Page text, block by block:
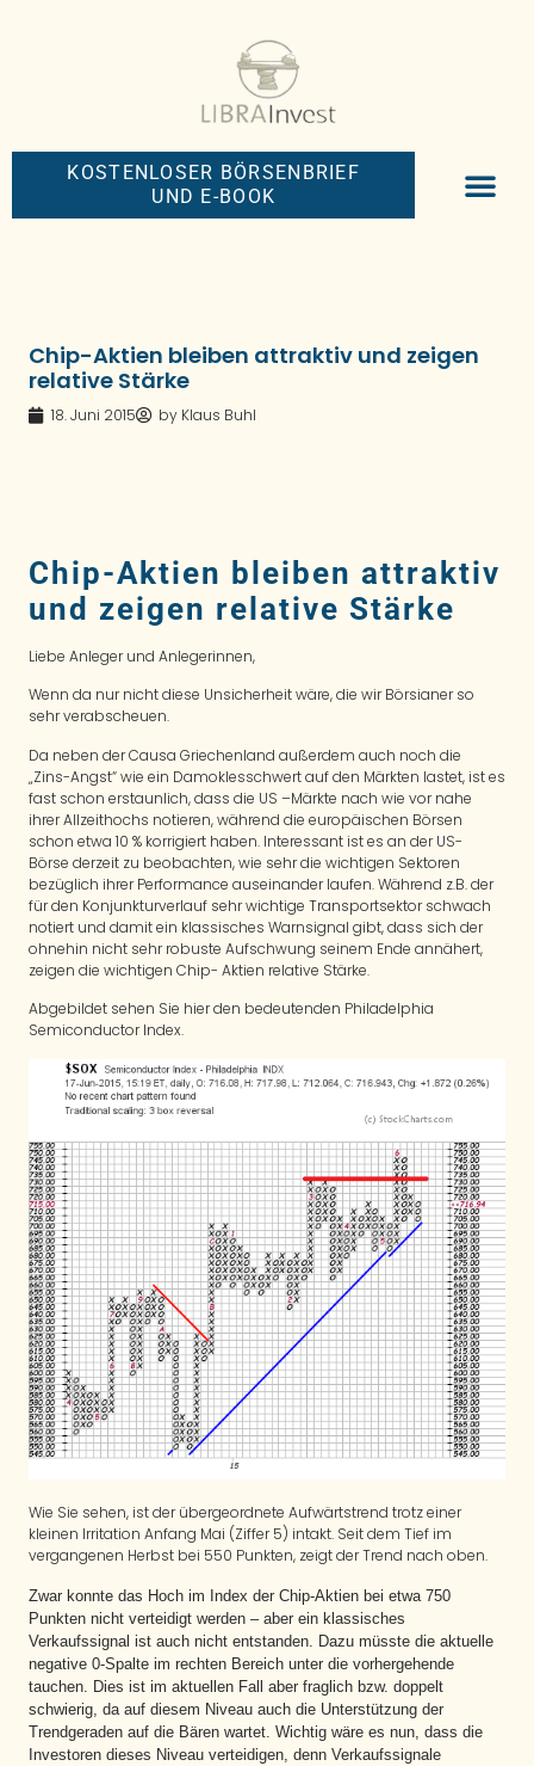
KOSTENLOSER BÖRSENBRIEF
UND E-BOOK
Chip-Aktien bleiben attraktiv und zeigen
relative Stärke
18. Juni 2015 by Klaus Buhl
Chip-Aktien bleiben attraktiv
und zeigen relative Stärke
Liebe Anleger und Anlegerinnen,
Wenn da nur nicht diese Unsicherheit wäre, die wir Börsianer so
sehr verabscheuen.
Da neben der Causa Griechenland außerdem auch noch die
„Zins-Angst“ wie ein Damoklesschwert auf den Märkten lastet, ist es
fast schon erstaunlich, dass die US –Märkte nach wie vor nahe
ihrer Allzeithochs notieren, während die europäischen Börsen
schon etwa 10 % korrigiert haben. Interessant ist es an der US-
Börse derzeit zu beobachten, wie sehr die wichtigen Sektoren
bezüglich ihrer Performance auseinander laufen. Während z.B. der
für den Konjunkturverlauf sehr wichtige Transportsektor schwach
notiert und damit ein klassisches Warnsignal gibt, dass sich der
ohnehin nicht sehr robuste Aufschwung seinem Ende annähert,
zeigen die wichtigen Chip- Aktien relative Stärke.
Abgebildet sehen Sie hier den bedeutenden Philadelphia
Semiconductor Index.
Wie Sie sehen, ist der übergeordnete Aufwärtstrend trotz einer
kleinen Irritation Anfang Mai (Ziffer 5) intakt. Seit dem Tief im
vergangenen Herbst bei 550 Punkten, zeigt der Trend nach oben.
Zwar konnte das Hoch im Index der Chip-Aktien bei etwa 750
Punkten nicht verteidigt werden – aber ein klassisches
Verkaufssignal ist auch nicht entstanden. Dazu müsste die aktuelle
negative 0-Spalte im rechten Bereich unter die vorhergehende
tauchen. Dies ist im aktuellen Fall aber fraglich bzw. doppelt
schwierig, da auf diesem Niveau auch die Unterstützung der
Trendgeraden auf die Bären wartet. Wichtig wäre es nun, dass die
Investoren dieses Niveau verteidigen, denn Verkaufssignale